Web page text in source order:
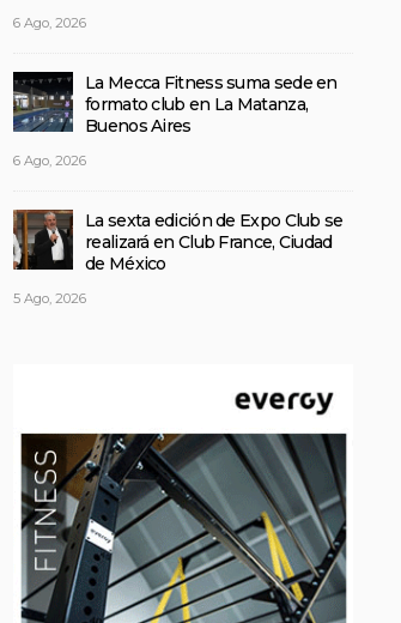
6 Ago, 2026
La Mecca Fitness suma sede en
formato club en La Matanza,
Buenos Aires
6 Ago, 2026
La sexta edición de Expo Club se
realizará en Club France, Ciudad
de México
5 Ago, 2026